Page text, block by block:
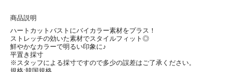
商品説明
ハートカットバストにバイカラー素材をプラス！
ストレッチの効いた素材でスタイルフィット◎
鮮やかなカラーで明るい印象に♪
平置き採寸
※スタッフによる採寸ですので多少の誤差はご了承ください。